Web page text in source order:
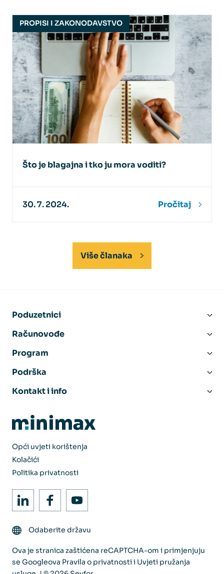
PROPISI I ZAKONODAVSTVO
Što je blagajna i tko ju mora voditi?
30. 7. 2024. Pročitaj
Više članaka
Poduzetnici
Računovođe
Program
Podrška
Kontakt i info
Opći uvjeti korištenja
Kolačići
Politika privatnosti
Odaberite državu
Ova je stranica zaštićena reCAPTCHA-om i primjenjuju
se Googleova Pravila o privatnosti i Uvjeti pružanja